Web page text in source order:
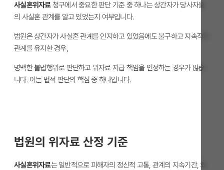
사실혼위자료청구에서 중요한 판단 기준 중 하나는 상간자가 당사자들
의 사실혼 관계를 알고 있었는지 여부입니다.
법원은 상간자가 사실혼 관계를 인지하고 있었음에도 불구하고 지속적인
관계를 유지한 경우,
명백한 불법행위로 판단하고 위자료 지급 책임을 인정하는 경우가 많습
니다. 이는 법적 판단의 핵심 중 하나입니다.
법원의 위자료 산정 기준
사실혼위자료는 일반적으로 피해자의 정신적 고통, 관계의 지속기간, 외